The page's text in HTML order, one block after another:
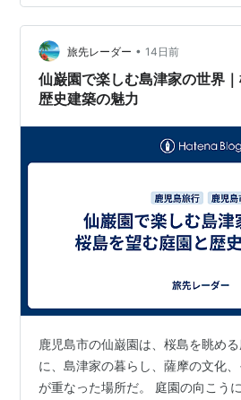
の入り口までは階段か…と思いき
ターがあるのでご安心ください。
た。時刻表を見ると、朝は4時半か
で、およそ20分間隔で運行してい
りも桜島側で支払います。…
旅先レーダー • 14日前
仙巌園で楽しむ島津家の世界
歴史建築の魅力
鹿児島市の仙巌園は、桜島を眺め
に、島津家の暮らし、薩摩の文化
が重なった場所だ。 庭園の向こう